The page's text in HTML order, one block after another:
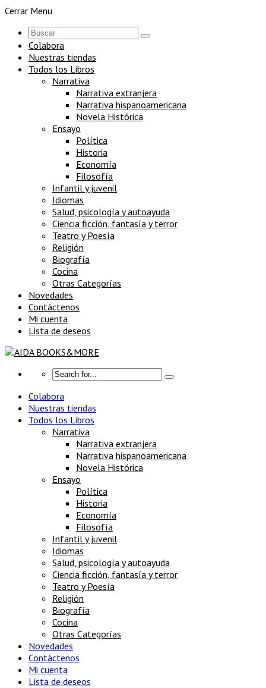
Cerrar Menu
Colabora
Nuestras tiendas
Todos los Libros
Narrativa
Narrativa extranjera
Narrativa hispanoamericana
Novela Histórica
Ensayo
Política
Historia
Economía
Filosofía
Infantil y juvenil
Idiomas
Salud, psicología y autoayuda
Ciencia ficción, fantasía y terror
Teatro y Poesía
Religión
Biografía
Cocina
Otras Categorías
Novedades
Contáctenos
Mi cuenta
Lista de deseos
Colabora
Nuestras tiendas
Todos los Libros
Narrativa
Narrativa extranjera
Narrativa hispanoamericana
Novela Histórica
Ensayo
Política
Historia
Economía
Filosofía
Infantil y juvenil
Idiomas
Salud, psicología y autoayuda
Ciencia ficción, fantasía y terror
Teatro y Poesía
Religión
Biografía
Cocina
Otras Categorías
Novedades
Contáctenos
Mi cuenta
Lista de deseos